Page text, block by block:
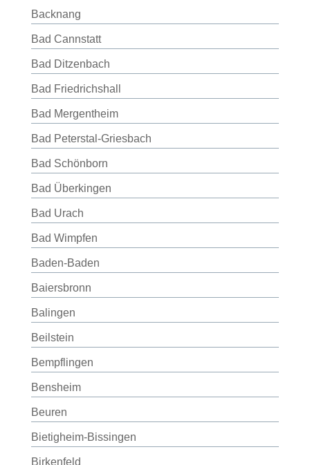
Backnang
Bad Cannstatt
Bad Ditzenbach
Bad Friedrichshall
Bad Mergentheim
Bad Peterstal-Griesbach
Bad Schönborn
Bad Überkingen
Bad Urach
Bad Wimpfen
Baden-Baden
Baiersbronn
Balingen
Beilstein
Bempflingen
Bensheim
Beuren
Bietigheim-Bissingen
Birkenfeld